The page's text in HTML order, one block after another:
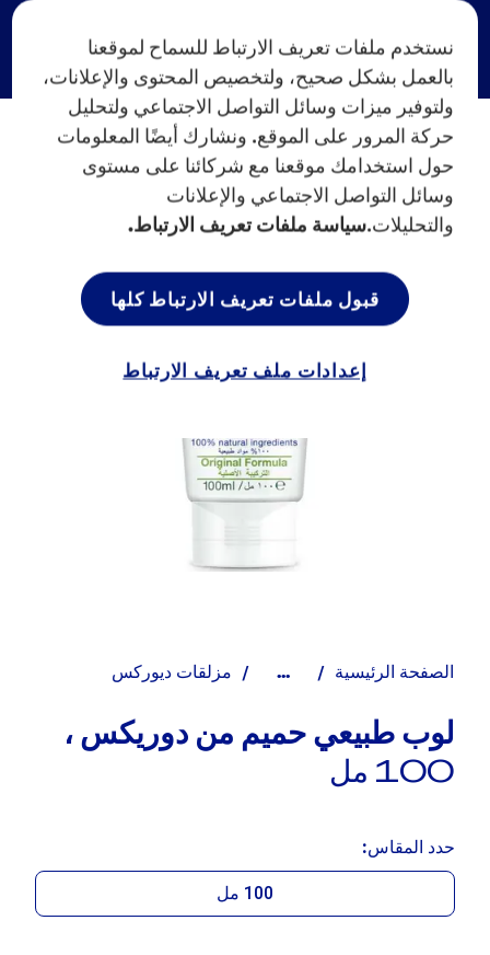
الصفحة الرئيسية ... مزلقات ديوركس
لوب طبيعي حميم من دوريكس ،
100 مل
حدد المقاس:
100 مل
نستخدم ملفات تعريف الارتباط للسماح لموقعنا
بالعمل بشكل صحيح، ولتخصيص المحتوى والإعلانات،
ولتوفير ميزات وسائل التواصل الاجتماعي ولتحليل
حركة المرور على الموقع. ونشارك أيضًا المعلومات
حول استخدامك موقعنا مع شركائنا على مستوى
وسائل التواصل الاجتماعي والإعلانات
والتحليلات.سياسة ملفات تعريف الارتباط.
إعدادات ملف تعريف الارتباط
قبول ملفات تعريف الارتباط كلها